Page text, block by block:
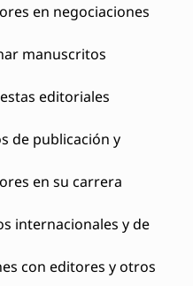
en negociaciones
manuscritos
editoriales
de publicación y
en su carrera
internacionales y de
con editores y otros